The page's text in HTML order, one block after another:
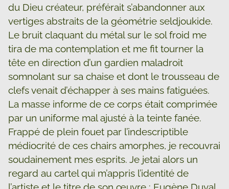
du Dieu créateur, préférait s’abandonner aux
vertiges abstraits de la géométrie seldjoukide.
Le bruit claquant du métal sur le sol froid me
tira de ma contemplation et me fit tourner la
tête en direction d’un gardien maladroit
somnolant sur sa chaise et dont le trousseau de
clefs venait d’échapper à ses mains fatiguées.
La masse informe de ce corps était comprimée
par un uniforme mal ajusté à la teinte fanée.
Frappé de plein fouet par l’indescriptible
médiocrité de ces chairs amorphes, je recouvrai
soudainement mes esprits. Je jetai alors un
regard au cartel qui m’appris l’identité de